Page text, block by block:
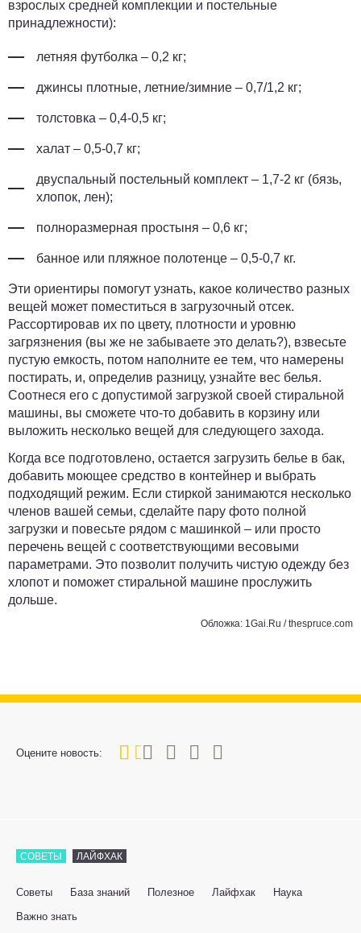
взрослых средней комплекции и постельные
принадлежности):
летняя футболка – 0,2 кг;
джинсы плотные, летние/зимние – 0,7/1,2 кг;
толстовка – 0,4-0,5 кг;
халат – 0,5-0,7 кг;
двуспальный постельный комплект – 1,7-2 кг (бязь,
хлопок, лен);
полноразмерная простыня – 0,6 кг;
банное или пляжное полотенце – 0,5-0,7 кг.
Эти ориентиры помогут узнать, какое количество разных
вещей может поместиться в загрузочный отсек.
Рассортировав их по цвету, плотности и уровню
загрязнения (вы же не забываете это делать?), взвесьте
пустую емкость, потом наполните ее тем, что намерены
постирать, и, определив разницу, узнайте вес белья.
Соотнеся его с допустимой загрузкой своей стиральной
машины, вы сможете что-то добавить в корзину или
выложить несколько вещей для следующего захода.
Когда все подготовлено, остается загрузить белье в бак,
добавить моющее средство в контейнер и выбрать
подходящий режим. Если стиркой занимаются несколько
членов вашей семьи, сделайте пару фото полной
загрузки и повесьте рядом с машинкой – или просто
перечень вещей с соответствующими весовыми
параметрами. Это позволит получить чистую одежду без
хлопот и поможет стиральной машине прослужить
дольше.
Обложка: 1Gai.Ru / thespruce.com
Оцените новость:
20
1 3 4 5
СОВЕТЫ ЛАЙФХАК
Советы База знаний Полезное Лайфхак
Наука
Важно знать